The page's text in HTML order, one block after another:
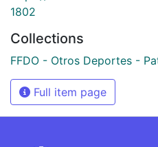
1802
Collections
FFDO - Otros Deportes -
Full item page